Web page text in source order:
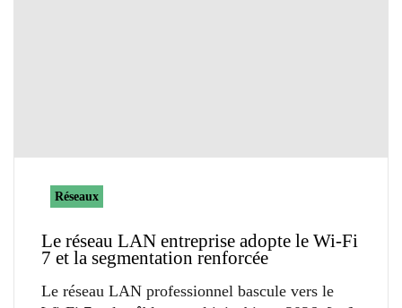
Réseaux
Le réseau LAN entreprise adopte le Wi-Fi
7 et la segmentation renforcée
Le réseau LAN professionnel bascule vers le